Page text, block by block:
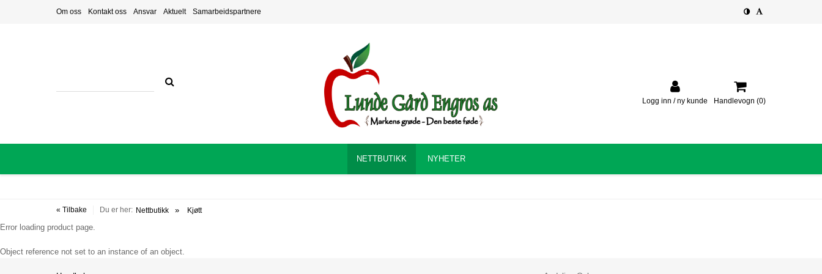
Om oss Kontakt oss Ansvar Aktuelt Samarbeidspartnere
Logg inn / ny kunde Handlevogn (0)
NETTBUTIKK NYHETER
« Tilbake Du er her: Nettbutikk Kjøtt
Error loading product page.
Object reference not set to an instance of an object.